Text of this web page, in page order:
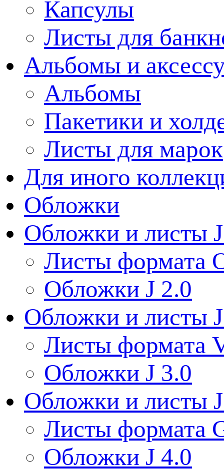
Капсулы
Листы для
Альбомы и
Альбомы
Пакетики и
Листы для марок
Для иного
Обложки
Обложки и листы
Листы формата
Обложки J 2.0
Обложки и листы
Листы формата
Обложки J 3.0
Обложки и листы
Листы формата
Обложки J 4.0